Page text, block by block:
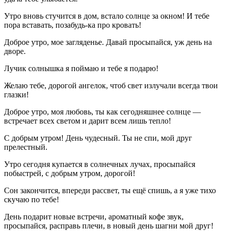
Утро вновь стучится в дом, встало солнце за окном! И тебе
пора вставать, позабудь-ка про кровать!
Доброе утро, мое загляденье. Давай просыпайся, уж день на
дворе.
Лучик солнышка я поймаю и тебе я подарю!
Желаю тебе, дорогой ангелок, чтоб свет излучали всегда твои
глазки!
Доброе утро, моя любовь, ты как сегодняшнее солнце —
встречает всех светом и дарит всем лишь тепло!
С добрым утром! День чудесный. Ты не спи, мой друг
прелестный.
Утро сегодня купается в солнечных лучах, просыпайся
побыстрей, с добрым утром, дорогой!
Сон закончится, впереди рассвет, ты ещё спишь, а я уже тихо
скучаю по тебе!
День подарит новые встречи, ароматный кофе звук,
просыпайся, расправь плечи, в новый день шагни мой друг!